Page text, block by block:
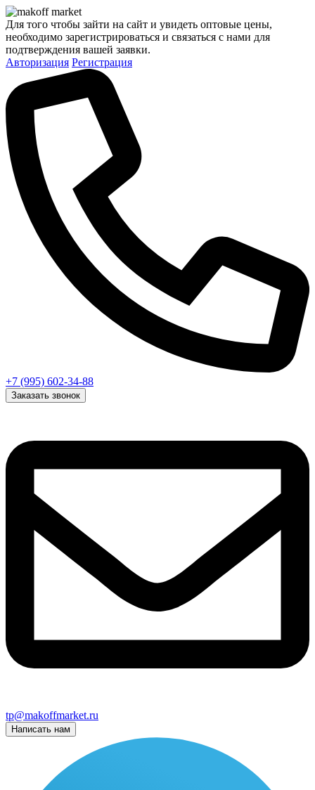
Для того чтобы зайти на сайт и увидеть оптовые цены,
необходимо зарегистрироваться и связаться с нами для
подтверждения вашей заявки.
Авторизация Регистрация
+7 (995) 602-34-88
Заказать звонок
tp@makoffmarket.ru
Написать нам